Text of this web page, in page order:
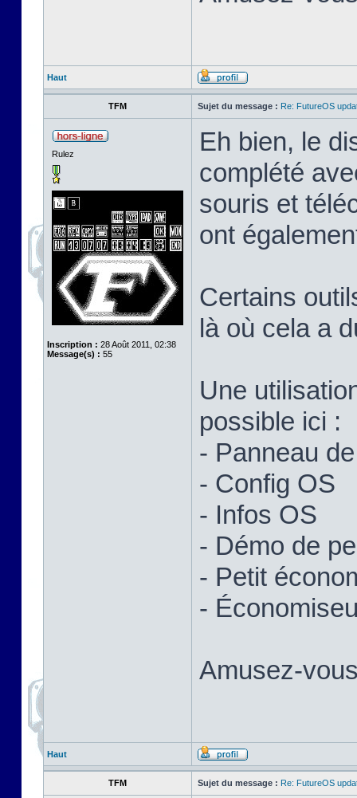
Haut
TFM Sujet du message : Re: FutureOS
Rulez
Inscription : 28 Août 2011, 02:38
Message(s) : 55
Eh bien, le
complété
souris et
ont
Certains
là où cela a
Une
possible ici :
- Panneau
- Config OS
- Infos OS
- Démo de
- Petit
-
Amusez-
Haut
TFM Sujet du message : Re: FutureOS